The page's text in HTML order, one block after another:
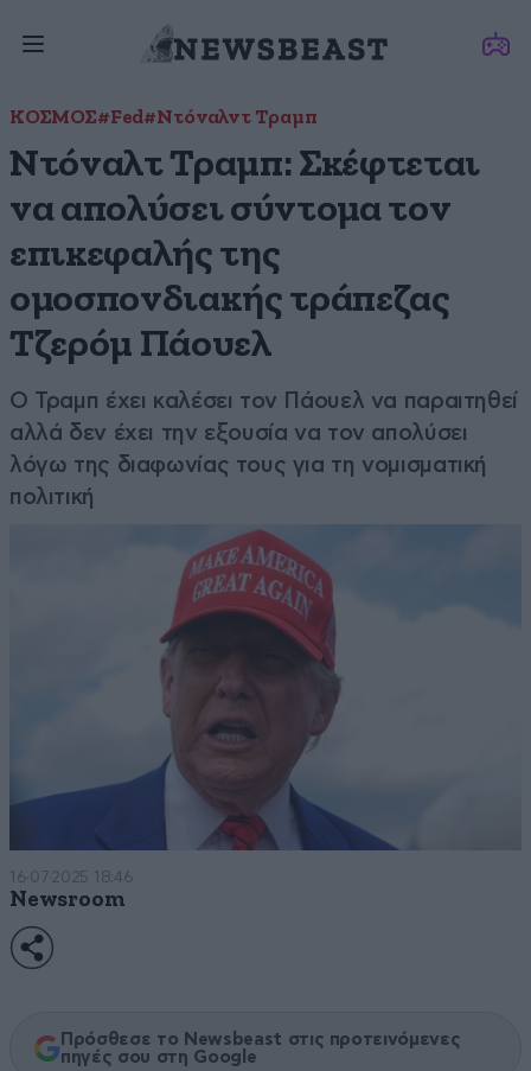
ΚΟΣΜΟΣ#Fed#Ντόναλντ Τραμπ
Ντόναλτ Τραμπ: Σκέφτεται
να απολύσει σύντομα τον
επικεφαλής της
ομοσπονδιακής τράπεζας
Τζερόμ Πάουελ
Ο Τραμπ έχει καλέσει τον Πάουελ να παραιτηθεί
αλλά δεν έχει την εξουσία να τον απολύσει
λόγω της διαφωνίας τους για τη νομισματική
πολιτική
16·07·2025 18:46
Newsroom
Πρόσθεσε το Newsbeast στις προτεινόμενες
πηγές σου στη Google